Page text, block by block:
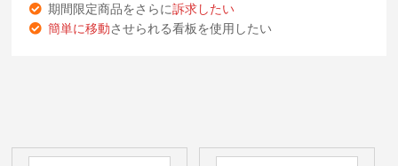
期間限定商品をさらに訴求したい
簡単に移動させられる看板を使用したい